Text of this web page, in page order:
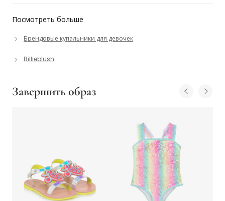
Посмотреть больше
Брендовые купальники для девочек
Billieblush
Завершить образ